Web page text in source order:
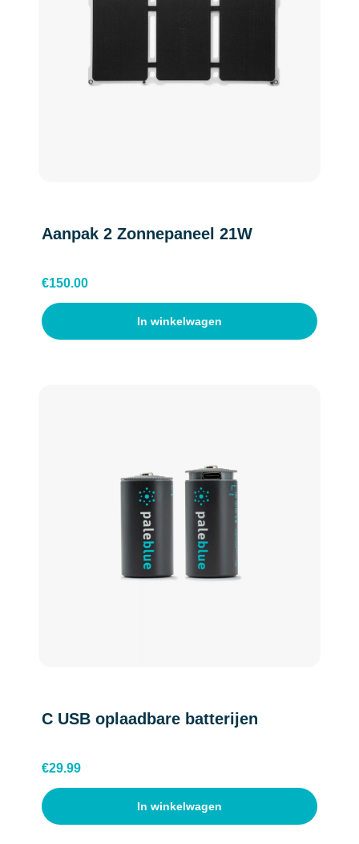
Verenigd Koninkrijk
Aanpak 2 Zonnepaneel 21W
€150.00
In winkelwagen
C USB oplaadbare batterijen
€29.99
In winkelwagen